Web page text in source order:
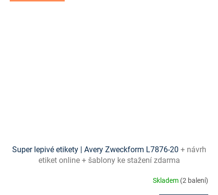
Super lepivé etikety | Avery Zweckform L7876-20 + návrh
etiket online + šablony ke stažení zdarma
Skladem (2 balení)